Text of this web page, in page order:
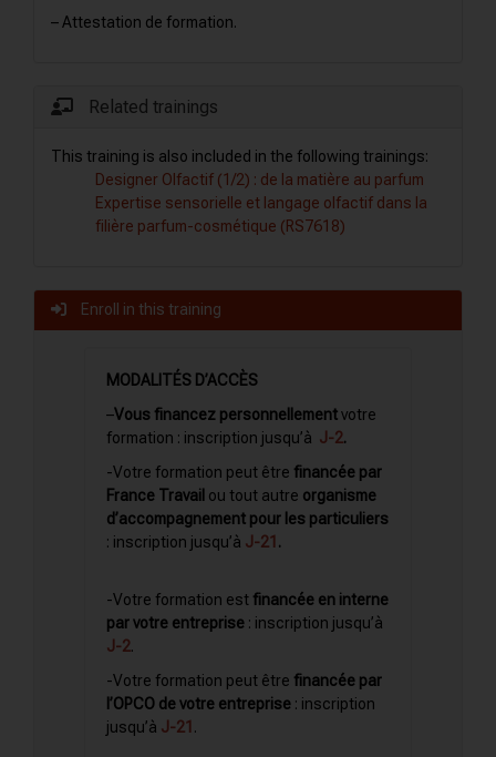
– Attestation de formation.
Related trainings
This training is also included in the following trainings:
Designer Olfactif (1/2) : de la matière au parfum
Expertise sensorielle et langage olfactif dans la
filière parfum-cosmétique (RS7618)
Enroll in this training
MODALITÉS D’ACCÈS
–Vous financez personnellementvotre
formation : inscription jusqu’à J-2.
-Votre formation peut être financée par
France Travail ou tout autre organisme
d’accompagnement pour les particuliers
: inscription jusqu’à J-21 .
-Votre formation est financée en interne
par votre entreprise : inscription jusqu’à
J-2.
-Votre formation peut être financée par
l’OPCO de votre entreprise : inscription
jusqu’à J-21 .